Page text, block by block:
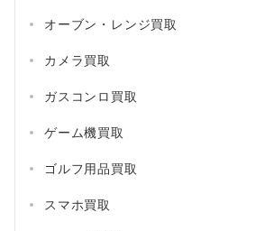
オーブン・レンジ買取
カメラ買取
ガスコンロ買取
ゲーム機買取
ゴルフ用品買取
スマホ買取